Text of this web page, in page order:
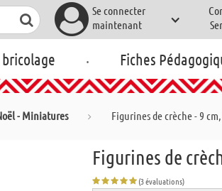
Se connecter
maintenant
. Fiches
- Miniatures Figurines de crèche - 9 cm,
Figurines de
(3 évaluations)